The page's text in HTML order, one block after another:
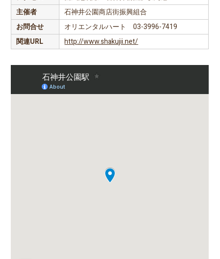
主催者
石神井公園商店街振興組合
お問合せ
オリエンタルハート 03-3996-7419
関連URL
http://www.shakujii.net/